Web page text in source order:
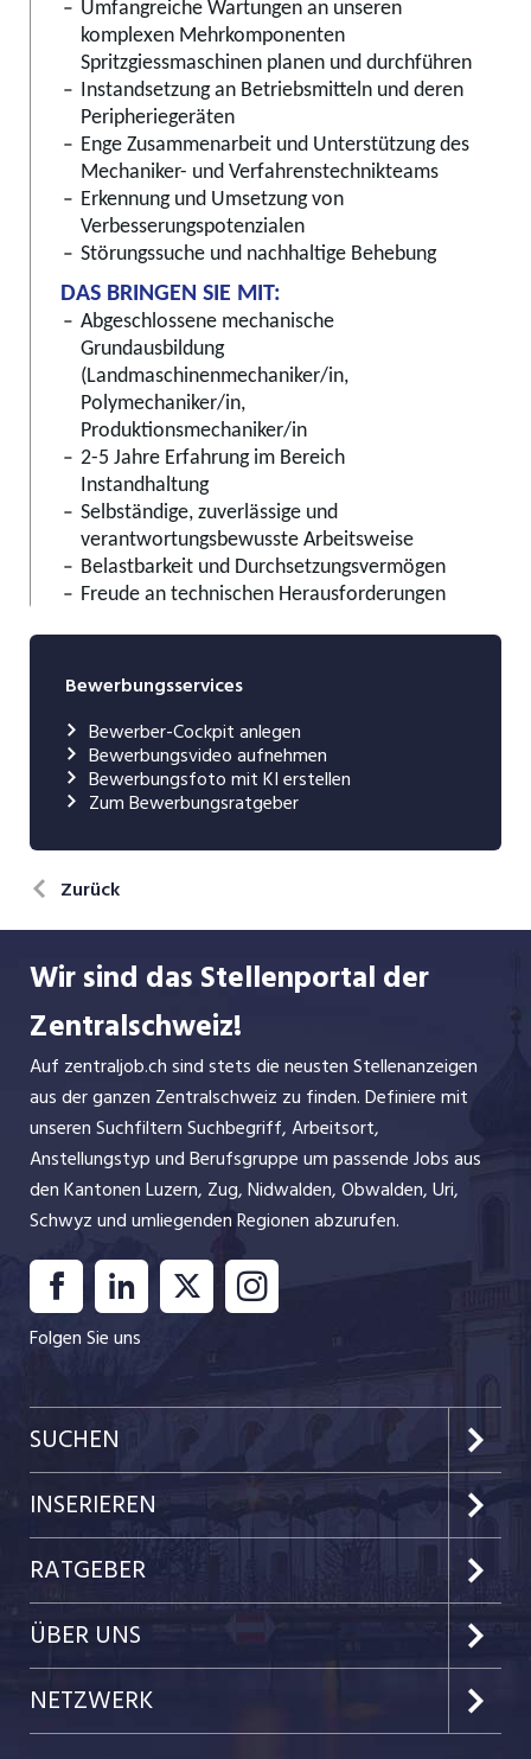
Bewerbungsservices
Bewerber-Cockpit anlegen
Bewerbungsvideo aufnehmen
Bewerbungsfoto mit KI erstellen
Zum Bewerbungsratgeber
Zurück
Wir sind das Stellenportal der
Zentralschweiz!
Auf zentraljob.ch sind stets die neusten Stellenanzeigen
aus der ganzen Zentralschweiz zu finden. Definiere mit
unseren Suchfiltern Suchbegriff, Arbeitsort,
Anstellungstyp und Berufsgruppe um passende Jobs aus
den Kantonen Luzern, Zug, Nidwalden, Obwalden, Uri,
Schwyz und umliegenden Regionen abzurufen.
Folgen Sie uns
SUCHEN
Kanton Luzern
Kanton Zug
Kanton Nidwalden
Kanton Obwalden
INSERIEREN
Preise & Leistungen
Kundenlogin
Einzelinserat disponieren
Schnittstelle
RATGEBER
Job-News
Job-Tipps
Job-Storys
ÜBER UNS
Portrait
NETZWERK